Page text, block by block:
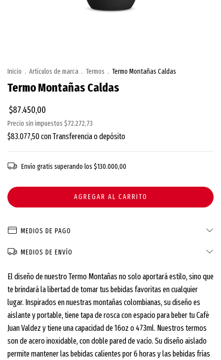
Inicio . Artículos de marca . Termos . Termo Montañas Caldas
Termo Montañas Caldas
$87.450,00
Precio sin impuestos $72.272,73
$83.077,50conTransferencia o depósito
Envío gratis superando los $130.000,00
MEDIOS DE PAGO
MEDIOS DE ENVÍO
El diseño de nuestro Termo Montañas no solo aportará estilo, sino que
te brindará la libertad de tomar tus bebidas favoritas en cualquier
lugar. Inspirados en nuestras montañas colombianas, su diseño es
aislante y portable, tiene tapa de rosca con espacio para beber tu Café
Juan Valdez y tiene una capacidad de 16oz o 473ml. Nuestros termos
son de acero inoxidable, con doble pared de vacío. Su diseño aislado
permite mantener las bebidas calientes por 6 horas y las bebidas frías